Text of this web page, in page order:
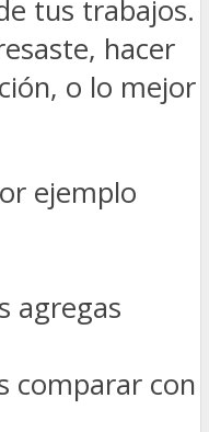
tus trabajos.
hacer
o lo mejor
ejemplo
agregas
comparar con